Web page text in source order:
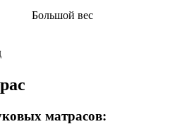
Большой вес
матрасов: